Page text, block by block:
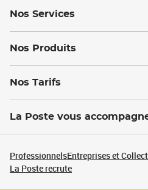
Nos Services
Nos Produits
Nos Tarifs
La Poste vous
ProfessionnelsEntreprises et
La Poste recrute